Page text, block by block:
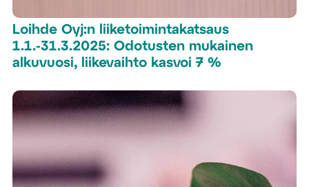
Loihde Oyj:n liiketoimintakatsaus
1.1.-31.3.2025: Odotusten mukainen
alkuvuosi, liikevaihto kasvoi 7 %